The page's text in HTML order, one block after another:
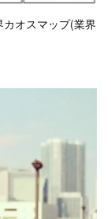
オスマップ(業界